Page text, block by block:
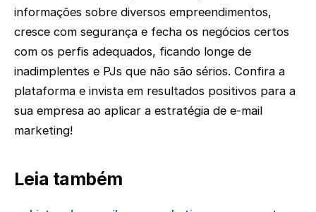
informações sobre diversos empreendimentos,
cresce com segurança e fecha os negócios certos
com os perfis adequados, ficando longe de
inadimplentes e PJs que não são sérios. Confira a
plataforma e invista em resultados positivos para a
sua empresa ao aplicar a estratégia de e-mail
marketing!
Leia também